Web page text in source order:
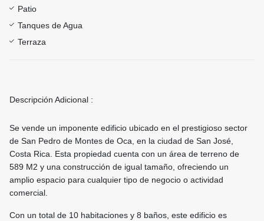
Patio
Tanques de Agua
Terraza
Descripción Adicional :
Se vende un imponente edificio ubicado en el prestigioso sector
de San Pedro de Montes de Oca, en la ciudad de San José,
Costa Rica. Esta propiedad cuenta con un área de terreno de
589 M2 y una construcción de igual tamaño, ofreciendo un
amplio espacio para cualquier tipo de negocio o actividad
comercial.
Con un total de 10 habitaciones y 8 baños, este edificio es